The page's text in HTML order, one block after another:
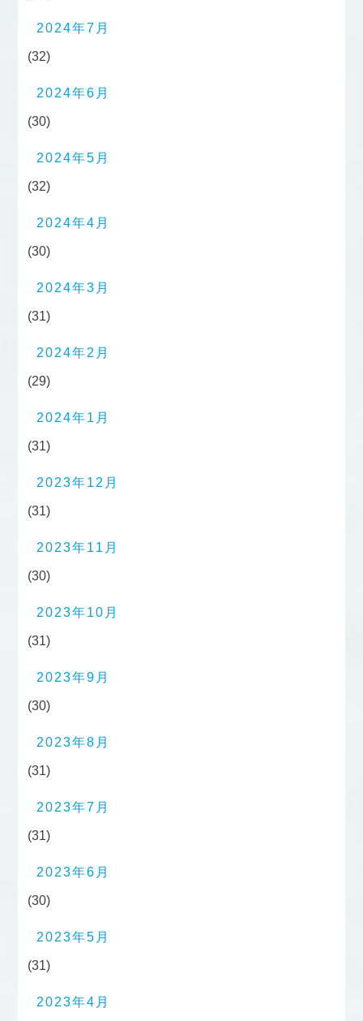
2024年7月
(32)
2024年6月
(30)
2024年5月
(32)
2024年4月
(30)
2024年3月
(31)
2024年2月
(29)
2024年1月
(31)
2023年12月
(31)
2023年11月
(30)
2023年10月
(31)
2023年9月
(30)
2023年8月
(31)
2023年7月
(31)
2023年6月
(30)
2023年5月
(31)
2023年4月